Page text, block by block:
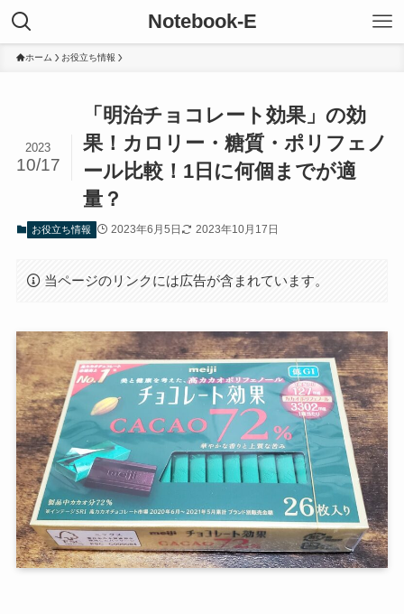
Notebook-E
ホーム お役立ち情報
「明治チョコレート効果」の効
果！カロリー・糖質・ポリフェノ
ール比較！1日に何個までが適
量？
2023
10/17
お役立ち情報 2023年6月5日 2023年10月17日
当ページのリンクには広告が含まれています。